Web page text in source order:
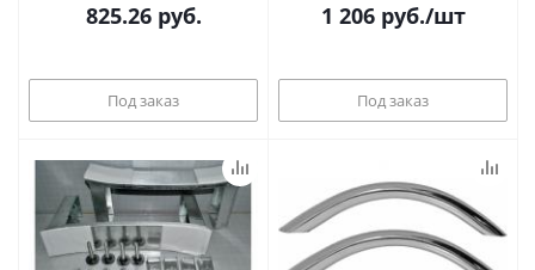
825.26руб.
Под заказ
1 206руб./шт
Под заказ